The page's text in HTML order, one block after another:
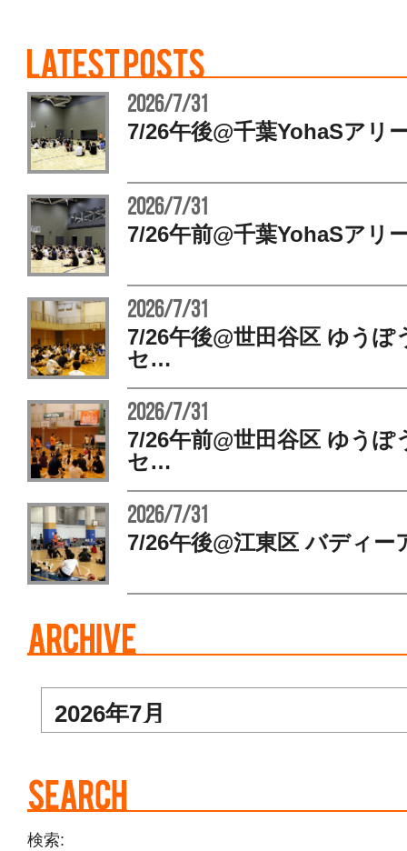
2026/7/31
7/26午後@千葉YohaSア
2026/7/31
7/26午前@千葉YohaSア
2026/7/31
7/26午後@世田谷区 ゆうぽ
セ…
2026/7/31
7/26午前@世田谷区 ゆうぽ
セ…
2026/7/31
7/26午後@江東区 バディ
検索: